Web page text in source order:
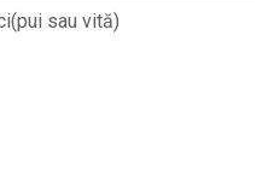
sau vită)